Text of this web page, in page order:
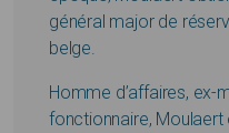
général major de
belge.
Homme d’affaires, ex-
fonctionnaire,